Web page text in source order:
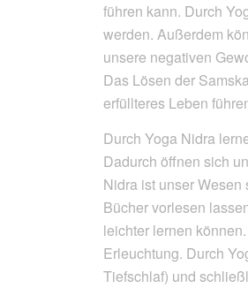
führen kann. Durch
werden. Außerdem
unsere negativen
Das Lösen der
erfüllteres Leben
Durch Yoga Nidra
Dadurch öffnen sich
Nidra ist unser
Bücher vorlesen
leichter lernen
Erleuchtung. Durch
Tiefschlaf) und